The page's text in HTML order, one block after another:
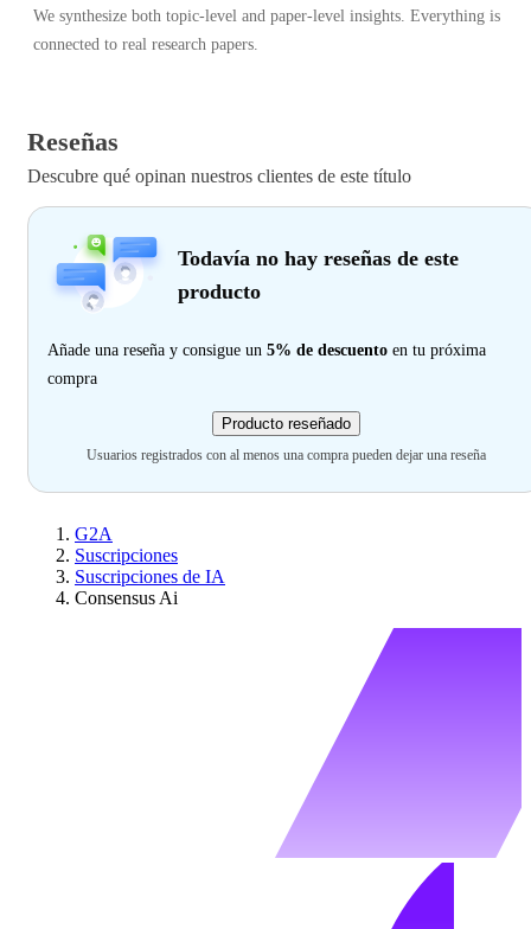
We synthesize both topic-level and paper-level insights. Everything is
connected to real research papers.
Reseñas
Descubre qué opinan nuestros clientes de este título
Todavía no hay reseñas de este
producto
Añade una reseña y consigue un 5% de descuento en tu próxima
compra
Producto reseñado
Usuarios registrados con al menos una compra pueden dejar una reseña
G2A
Suscripciones
Suscripciones de IA
Consensus Ai